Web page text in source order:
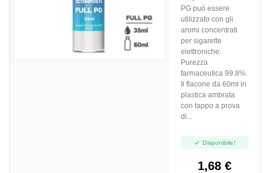
PG può essere
utilizzato con gli
aromi concentrati
per sigarette
elettroniche.
Purezza
farmaceutica 99.8%.
Il flacone da 60ml in
plastica ambrata
con tappo a prova
di...
 Disponibile!
1,68 €